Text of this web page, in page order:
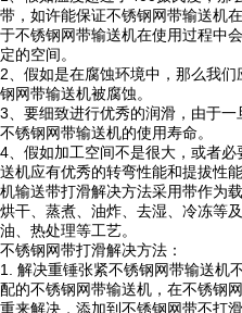
带，如许能保证不锈钢网带输送机
于不锈钢网带输送机在使用过程中
定的空间。
2、假如是在腐蚀环境中，那么我
钢网带输送机被腐蚀。
3、要细致进行优秀的润滑，由于
不锈钢网带输送机的使用寿命。
4、假如加工空间不是很大，或者
送机应有优秀的转弯性能和提拔性
机输送带打滑解决方法采用带作为
烘干、蒸煮、油炸、去湿、冷冻等
油、热处理等工艺。
不锈钢网带打滑解决方法：
1. 解决重锤张紧不锈钢网带输送机
配的不锈钢网带输送机，在不锈钢
重来解决，添加到不锈钢网带不打